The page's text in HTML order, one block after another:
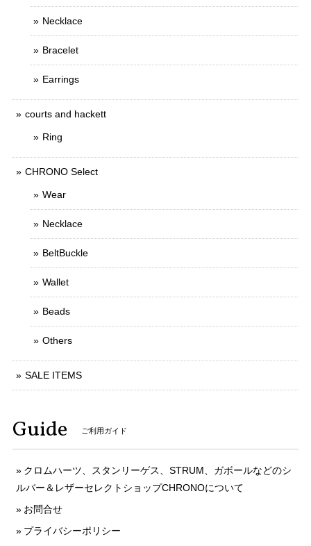
Necklace
Bracelet
Earrings
courts and hackett
Ring
CHRONO Select
Wear
Necklace
BeltBuckle
Wallet
Beads
Others
SALE ITEMS
Guide ご利用ガイド
クロムハーツ、スタンリーゲス、STRUM、ガボールなどのシ
ルバー＆レザーセレクトショップCHRONOについて
お問合せ
プライバシーポリシー